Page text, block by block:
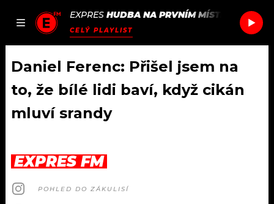
JAK
SEZNAM.CZ
EXPRES HUDBA NA PRVNÍM MÍSTĚ DAN
CELÝ PLAYLIST
DOMŮ
AKTUÁLNĚ
HUDBA
PODCASTY
JAK NALADIT
Daniel Ferenc: Přišel jsem na
to, že bílé lidi baví, když cikán
mluví srandy
EXPRES FM
POHLED DO ZÁKULISÍ